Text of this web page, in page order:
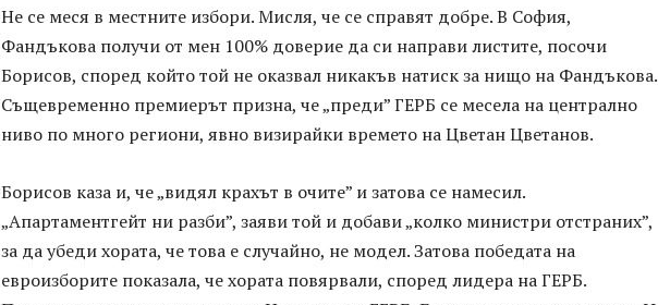
Не се меся в местните избори. Мисля, че се справят добре. В София,
Фандъкова получи от мен 100% доверие да си направи листите, посочи
Борисов, според който той не оказвал никакъв натиск за нищо на Фандъкова.
Същевременно премиерът призна, че „преди” ГЕРБ се месела на централно
ниво по много региони, явно визирайки времето на Цветан Цветанов.
Борисов каза и, че „видял крахът в очите” и затова се намесил.
„Апартаментгейт ни разби”, заяви той и добави „колко министри отстраних”,
за да убеди хората, че това е случайно, не модел. Затова победата на
евроизборите показала, че хората повярвали, според лидера на ГЕРБ.